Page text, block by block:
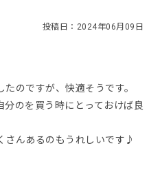
投稿日：2024年06月09日
のですが、快適そうです。
分のを買う時にとっておけば良
さんあるのもうれしいです♪